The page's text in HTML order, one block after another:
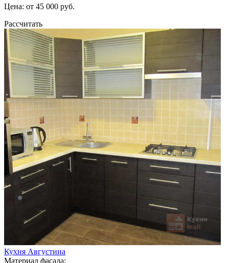
Цена: от 45 000 руб.
Рассчитать
Кухня Августина
Материал фасада: